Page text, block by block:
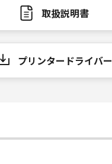
取扱説明書
プリンタードライバー